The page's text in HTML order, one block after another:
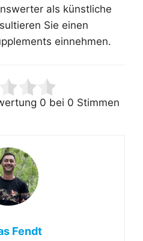
als künstliche
Sie einen
einnehmen.
0 bei 0 Stimmen
Fendt